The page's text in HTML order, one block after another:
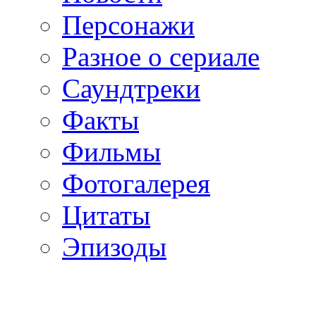
Персонажи
Разное о сериале
Саундтреки
Факты
Фильмы
Фотогалерея
Цитаты
Эпизоды